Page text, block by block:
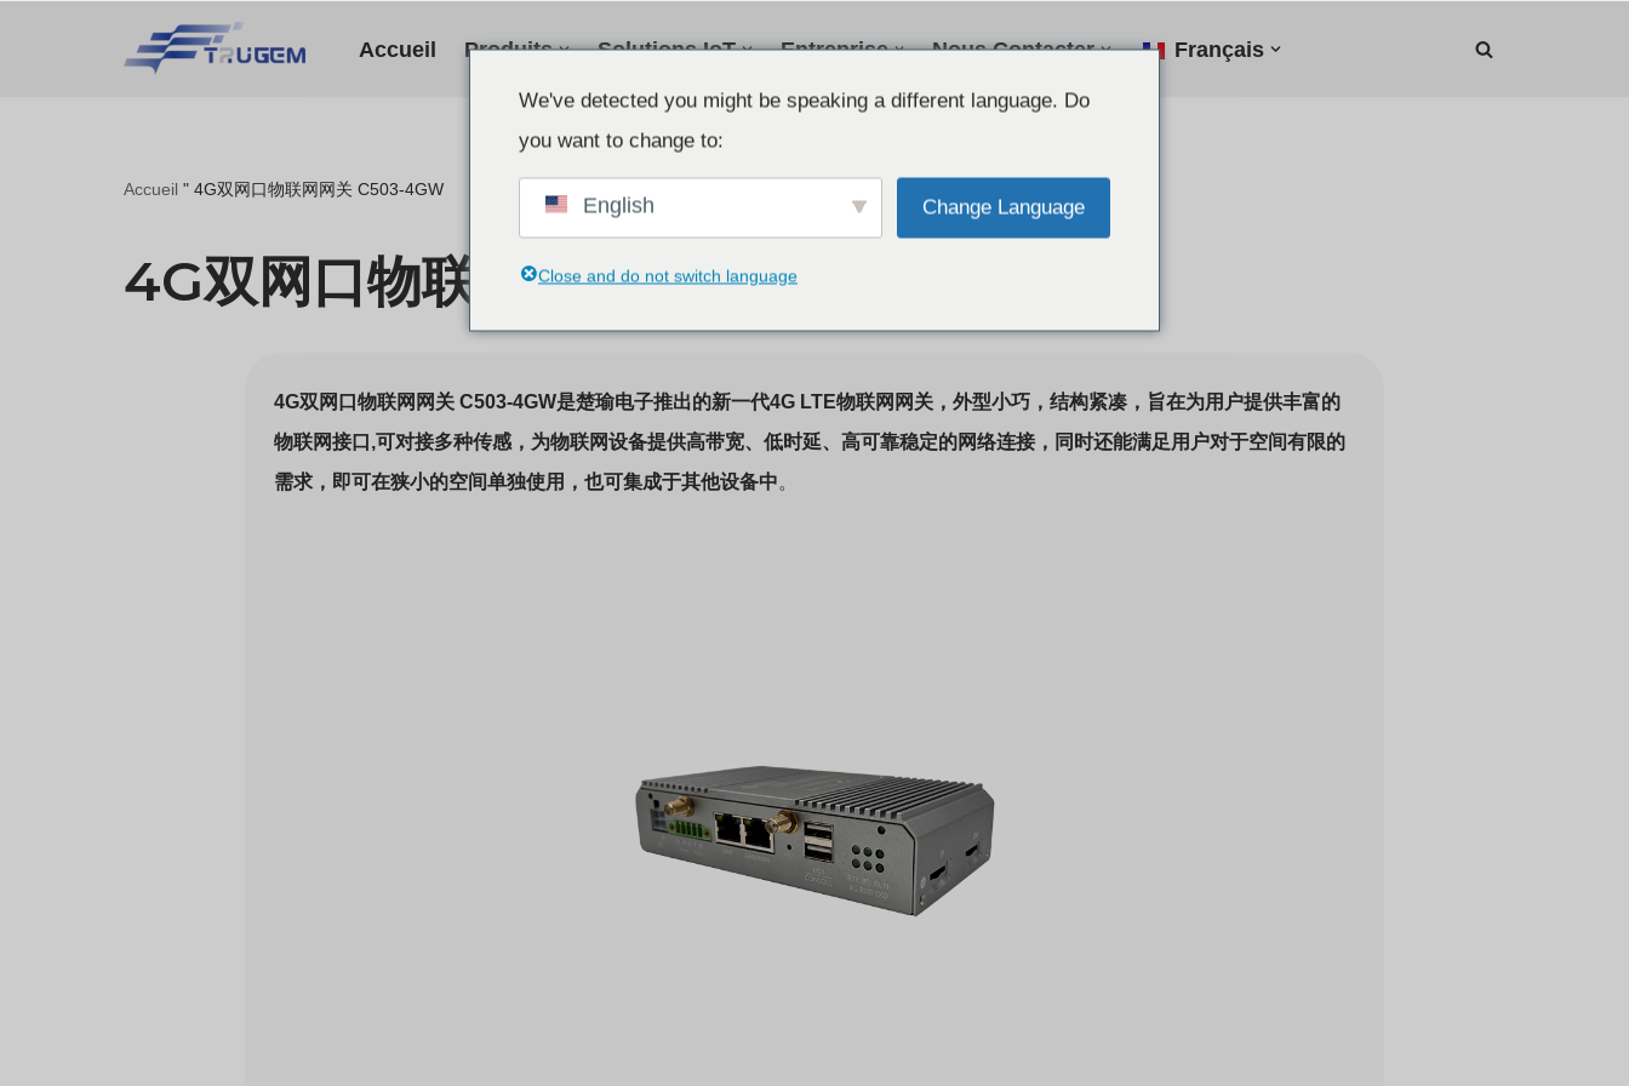
Accueil Produits Solutions IoT Entreprise Nous Contacter Français
Accueil " 4G双网口物联网网关 C503-4GW
4G双网口物联网网关 C503-4GW
4G双网口物联网网关 C503-4GW是楚瑜电子推出的新一代4G LTE物联网网关，外型小巧，结构紧凑，旨在为用户提供丰富的
物联网接口,可对接多种传感，为物联网设备提供高带宽、低时延、高可靠稳定的网络连接，同时还能满足用户对于空间有限的
需求，即可在狭小的空间单独使用，也可集成于其他设备中。
We've detected you might be speaking a different language. Do
you want to change to:
English Change Language
Close and do not switch language